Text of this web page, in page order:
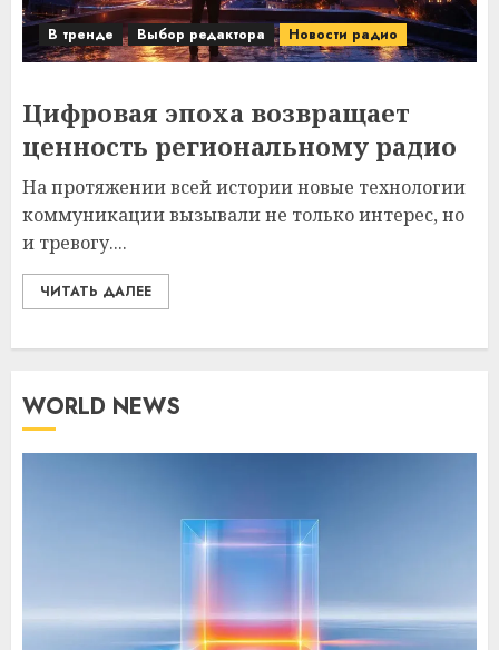
В тренде Выбор редактора Новости радио
Цифровая эпоха возвращает
ценность региональному радио
На протяжении всей истории новые технологии
коммуникации вызывали не только интерес, но
и тревогу....
ЧИТАТЬ ДАЛЕЕ
WORLD NEWS